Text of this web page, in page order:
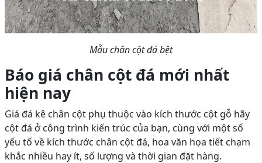
Mẫu chân cột đá bệt
Báo giá chân cột đá mới nhất
hiện nay
Giá đá kê chân cột phụ thuộc vào kích thước cột gỗ hãy
cột đá ở công trình kiến trúc của bạn, cùng với một số
yếu tố về kích thước chân cột đá, hoa văn họa tiết chạm
khắc nhiều hay ít, số lượng và thời gian đặt hàng.